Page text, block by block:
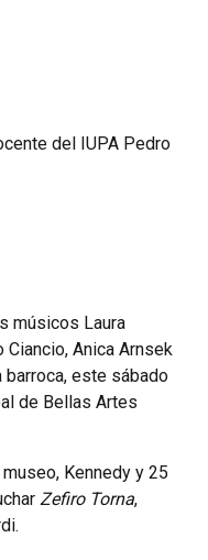
del IUPA Pedro
músicos Laura
Ciancio, Anica Arnsek
barroca, este sábado
de Bellas Artes
Kennedy y 25
Zefiro Torna,